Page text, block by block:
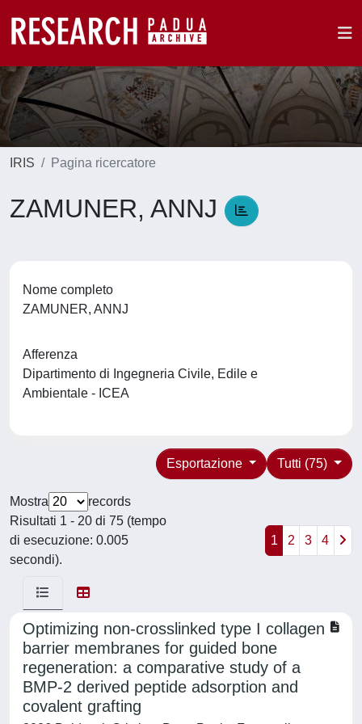
IRIS Pagina ricercatore
ZAMUNER, ANNJ
Nome completo
ZAMUNER, ANNJ
Afferenza
Dipartimento di Ingegneria Civile, Edile e
Ambientale - ICEA
Tutti (75)
Esportazione
Mostra
records
Risultati 1 - 20 di 75 (tempo
di esecuzione: 0.005
secondi).
1 2 3 4
Optimizing non-crosslinked type I collagen
barrier membranes for guided bone
regeneration: a comparative study of a
BMP-2 derived peptide adsorption and
covalent grafting